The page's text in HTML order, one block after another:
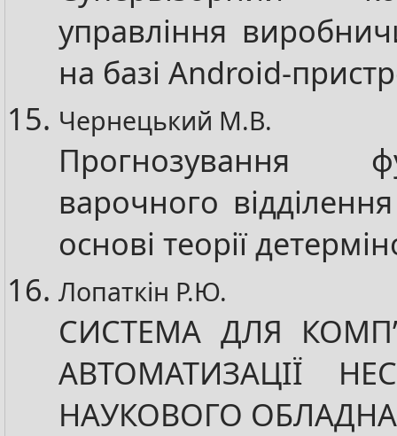
управління
на базі Android-
Чернецький М.В.
Прогнозування
варочного
основі теорії
Лопаткін Р.Ю.
СИСТЕМА ДЛЯ
АВТОМАТИЗАЦІЇ
НАУКОВОГО